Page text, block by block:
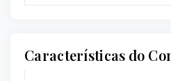
Características do